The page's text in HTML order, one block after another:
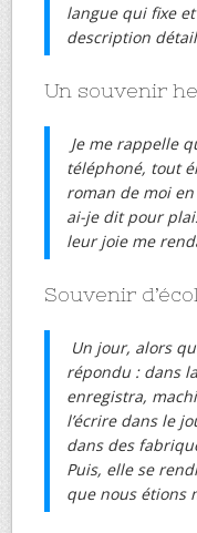
langue qui fixe
description
Un souvenir
Je me rappelle
téléphoné, tout
roman de moi
ai-je dit pour
leur joie me
Souvenir
Un jour, alors
répondu : dans
enregistra,
l’écrire dans le
dans des
Puis, elle se
que nous étions